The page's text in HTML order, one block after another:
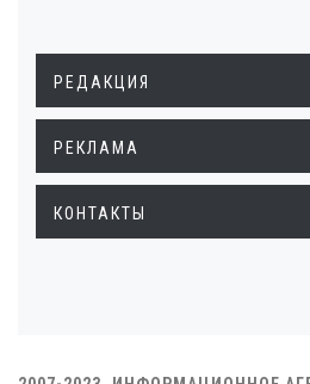
РЕДАКЦИЯ
РЕКЛАМА
КОНТАКТЫ